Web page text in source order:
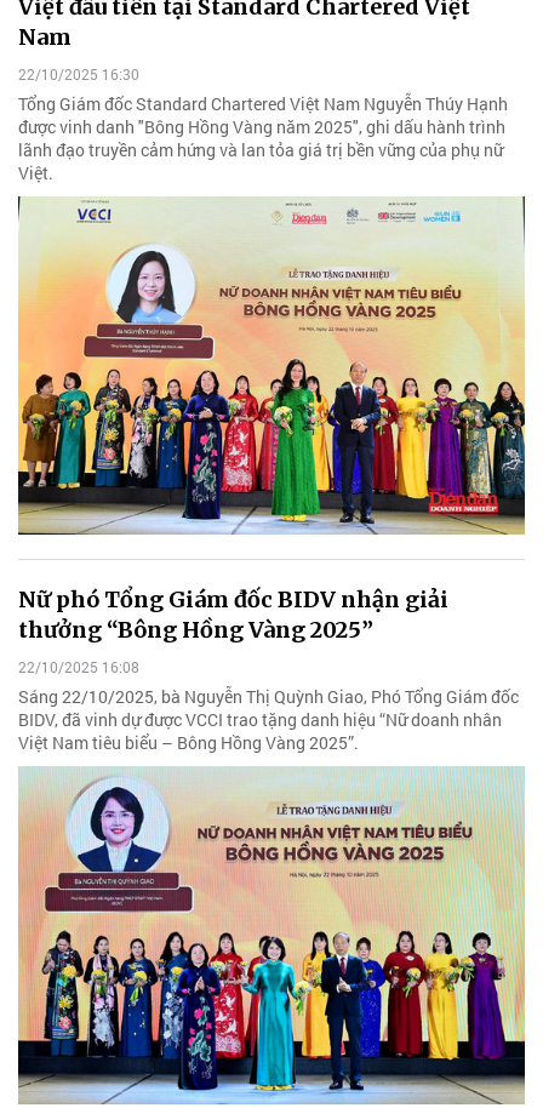
Việt đầu tiên tại Standard Chartered Việt
Nam
22/10/2025 16:30
Tổng Giám đốc Standard Chartered Việt Nam Nguyễn Thúy Hạnh
được vinh danh "Bông Hồng Vàng năm 2025", ghi dấu hành trình
lãnh đạo truyền cảm hứng và lan tỏa giá trị bền vững của phụ nữ
Việt.
Nữ phó Tổng Giám đốc BIDV nhận giải
thưởng “Bông Hồng Vàng 2025”
22/10/2025 16:08
Sáng 22/10/2025, bà Nguyễn Thị Quỳnh Giao, Phó Tổng Giám đốc
BIDV, đã vinh dự được VCCI trao tặng danh hiệu “Nữ doanh nhân
Việt Nam tiêu biểu – Bông Hồng Vàng 2025”.